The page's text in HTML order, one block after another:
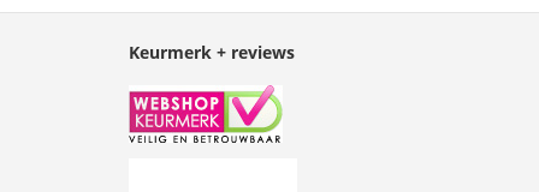
Keurmerk + reviews